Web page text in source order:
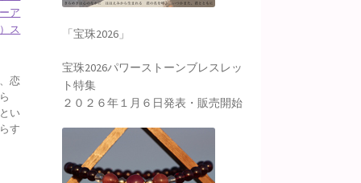
ア
ス
恋
い
す
「宝珠2026」
宝珠2026パワーストーンブレスレッ
ト特集
２０２６年１月６日発表・販売開始